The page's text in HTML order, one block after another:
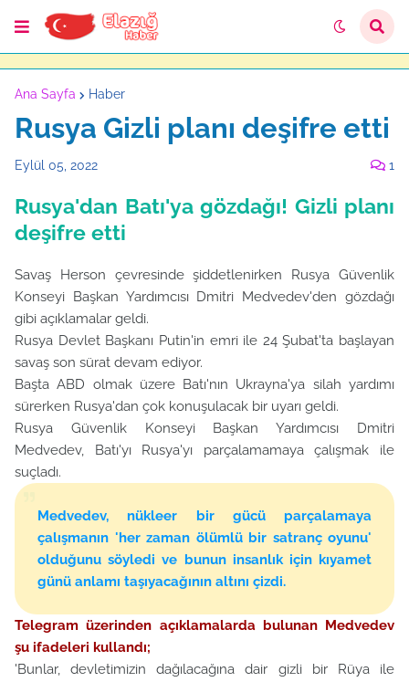
Ana Sayfa Haber
Rusya Gizli planı deşifre etti
Eylül 05, 2022 1
Rusya'dan Batı'ya gözdağı! Gizli planı
deşifre etti
Savaş Herson çevresinde şiddetlenirken Rusya Güvenlik
Konseyi Başkan Yardımcısı Dmitri Medvedev'den gözdağı
gibi açıklamalar geldi.
Rusya Devlet Başkanı Putin'in emri ile 24 Şubat'ta başlayan
savaş son sürat devam ediyor.
Başta ABD olmak üzere Batı'nın Ukrayna'ya silah yardımı
sürerken Rusya'dan çok konuşulacak bir uyarı geldi.
Rusya Güvenlik Konseyi Başkan Yardımcısı Dmitri
Medvedev, Batı'yı Rusya'yı parçalamamaya çalışmak ile
suçladı.
Medvedev, nükleer bir gücü parçalamaya
çalışmanın 'her zaman ölümlü bir satranç oyunu'
olduğunu söyledi ve bunun insanlık için kıyamet
günü anlamı taşıyacağının altını çizdi.
Telegram üzerinden açıklamalarda bulunan Medvedev
şu ifadeleri kullandı;
'Bunlar, devletimizin dağılacağına dair gizli bir Rüya ile